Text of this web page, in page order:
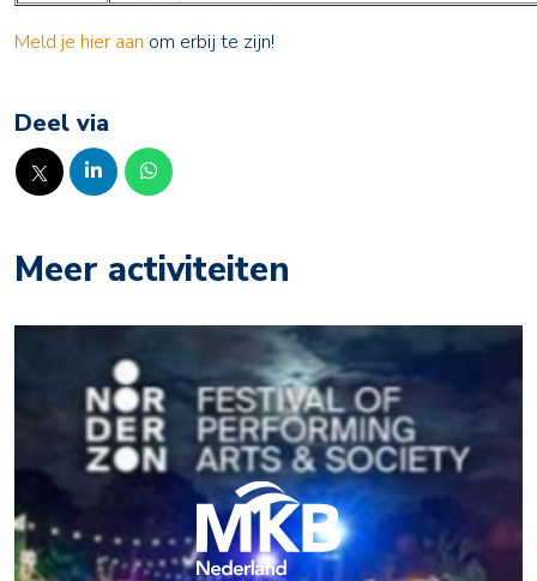
Meld je hier aan om erbij te zijn!
Deel via
Meer activiteiten